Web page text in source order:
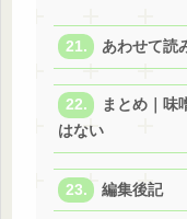
あわせて読
まとめ｜味
はない
編集後記